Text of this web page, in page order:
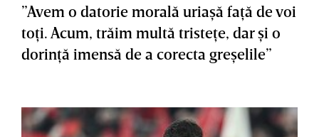
”Avem o datorie morală uriaşă faţă de voi
toţi. Acum, trăim multă tristeţe, dar şi o
dorinţă imensă de a corecta greşelile”